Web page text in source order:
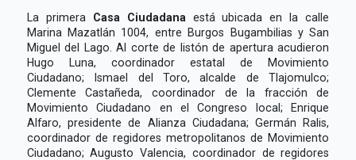
La primera Casa Ciudadana está ubicada en la calle
Marina Mazatlán 1004, entre Burgos Bugambilias y San
Miguel del Lago. Al corte de listón de apertura acudieron
Hugo Luna, coordinador estatal de Movimiento
Ciudadano; Ismael del Toro, alcalde de Tlajomulco;
Clemente Castañeda, coordinador de la fracción de
Movimiento Ciudadano en el Congreso local; Enrique
Alfaro, presidente de Alianza Ciudadana; Germán Ralis,
coordinador de regidores metropolitanos de Movimiento
Ciudadano; Augusto Valencia, coordinador de regidores